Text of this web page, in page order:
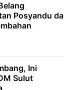
Posyandu
Ini
Sulut